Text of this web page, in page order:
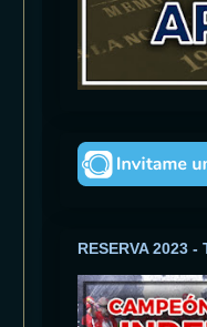
RESERVA 2023